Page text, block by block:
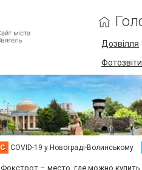
Дозвілля
Фотозвіти
C COVID-19 у Новограді-Волинському
Фокстрот – место, где можно